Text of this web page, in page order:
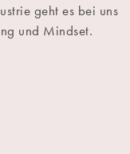
geht es bei uns
und Mindset.